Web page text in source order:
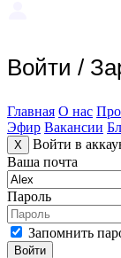
Войти /
Главная О нас
Эфир Вакансии
X
Войти в
Ваша почта
Пароль
Запомнить
Войти